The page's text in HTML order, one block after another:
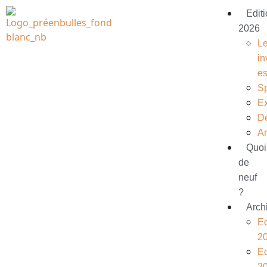
2026
Quoi
de
neuf
?